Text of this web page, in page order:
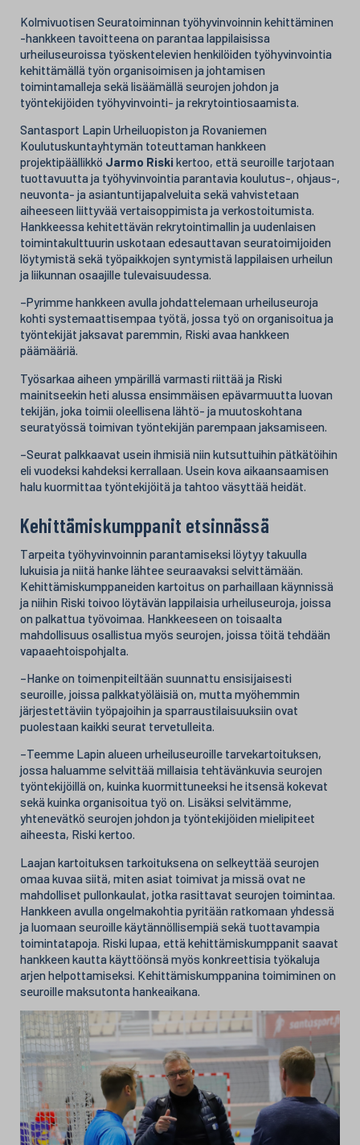
Kolmivuotisen Seuratoiminnan työhyvinvoinnin kehittäminen
-hankkeen tavoitteena on parantaa lappilaisissa
urheiluseuroissa työskentelevien henkilöiden työhyvinvointia
kehittämällä työn organisoimisen ja johtamisen
toimintamalleja sekä lisäämällä seurojen johdon ja
työntekijöiden työhyvinvointi- ja rekrytointiosaamista.
Santasport Lapin Urheiluopiston ja Rovaniemen
Koulutuskuntayhtymän toteuttaman hankkeen
projektipäällikkö Jarmo Riskikertoo, että seuroille tarjotaan
tuottavuutta ja työhyvinvointia parantavia koulutus-, ohjaus-,
neuvonta- ja asiantuntijapalveluita sekä vahvistetaan
aiheeseen liittyvää vertaisoppimista ja verkostoitumista.
Hankkeessa kehitettävän rekrytointimallin ja uudenlaisen
toimintakulttuurin uskotaan edesauttavan seuratoimijoiden
löytymistä sekä työpaikkojen syntymistä lappilaisen urheilun
ja liikunnan osaajille tulevaisuudessa.
–Pyrimme hankkeen avulla johdattelemaan urheiluseuroja
kohti systemaattisempaa työtä, jossa työ on organisoitua ja
työntekijät jaksavat paremmin, Riski avaa hankkeen
päämääriä.
Työsarkaa aiheen ympärillä varmasti riittää ja Riski
mainitseekin heti alussa ensimmäisen epävarmuutta luovan
tekijän, joka toimii oleellisena lähtö- ja muutoskohtana
seuratyössä toimivan työntekijän parempaan jaksamiseen.
–Seurat palkkaavat usein ihmisiä niin kutsuttuihin pätkätöihin
eli vuodeksi kahdeksi kerrallaan. Usein kova aikaansaamisen
halu kuormittaa työntekijöitä ja tahtoo väsyttää heidät.
Kehittämiskumppanit etsinnässä
Tarpeita työhyvinvoinnin parantamiseksi löytyy takuulla
lukuisia ja niitä hanke lähtee seuraavaksi selvittämään.
Kehittämiskumppaneiden kartoitus on parhaillaan käynnissä
ja niihin Riski toivoo löytävän lappilaisia urheiluseuroja, joissa
on palkattua työvoimaa. Hankkeeseen on toisaalta
mahdollisuus osallistua myös seurojen, joissa töitä tehdään
vapaaehtoispohjalta.
–Hanke on toimenpiteiltään suunnattu ensisijaisesti
seuroille, joissa palkkatyöläisiä on, mutta myöhemmin
järjestettäviin työpajoihin ja sparraustilaisuuksiin ovat
puolestaan kaikki seurat tervetulleita.
–Teemme Lapin alueen urheiluseuroille tarvekartoituksen,
jossa haluamme selvittää millaisia tehtävänkuvia seurojen
työntekijöillä on, kuinka kuormittuneeksi he itsensä kokevat
sekä kuinka organisoitua työ on. Lisäksi selvitämme,
yhtenevätkö seurojen johdon ja työntekijöiden mielipiteet
aiheesta, Riski kertoo.
Laajan kartoituksen tarkoituksena on selkeyttää seurojen
omaa kuvaa siitä, miten asiat toimivat ja missä ovat ne
mahdolliset pullonkaulat, jotka rasittavat seurojen toimintaa.
Hankkeen avulla ongelmakohtia pyritään ratkomaan yhdessä
ja luomaan seuroille käytännöllisempiä sekä tuottavampia
toimintatapoja. Riski lupaa, että kehittämiskumppanit saavat
hankkeen kautta käyttöönsä myös konkreettisia työkaluja
arjen helpottamiseksi. Kehittämiskumppanina toimiminen on
seuroille maksutonta hankeaikana.